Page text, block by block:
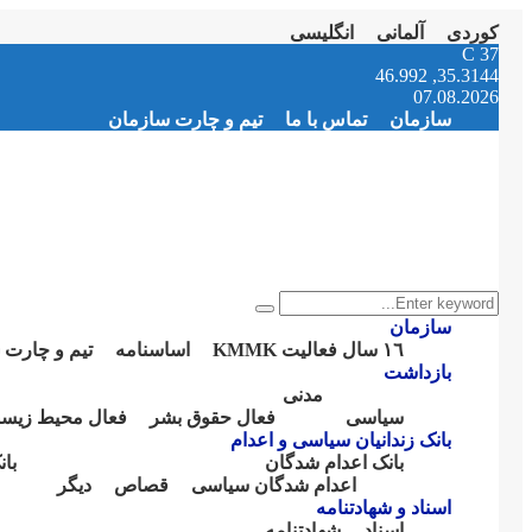
کوردی آلمانی
انگلیسی
Facebook
Twitter
Instagram
Youtube
Email
Telegram
37
C
35.3144, 46.992
07.08.2026
سازمان
تماس با ما تیم و چارت سازمان
Search
for:
Search
سازمان
١٦ سال فعالیت KMMK
اساسنامە تیم و
بازداشت
سیاسی
مدنی
فعال حقوق بشر
فعال محیط
بانک زندانیان سیاسی و اعدام
بانک اعدام شدگان
اعدام شدگان سیاسی
قصاص دیگر
اسناد و شهادتنامە